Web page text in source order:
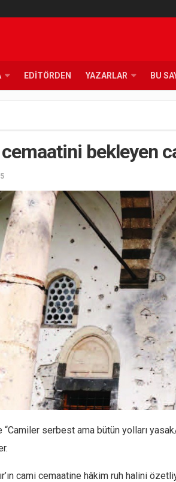
EDITÖRDEN YAZARLAR BU
cemaatini bekleyen
“Camiler serbest ama bütün yolları
cami cemaatine hâkim ruh halini